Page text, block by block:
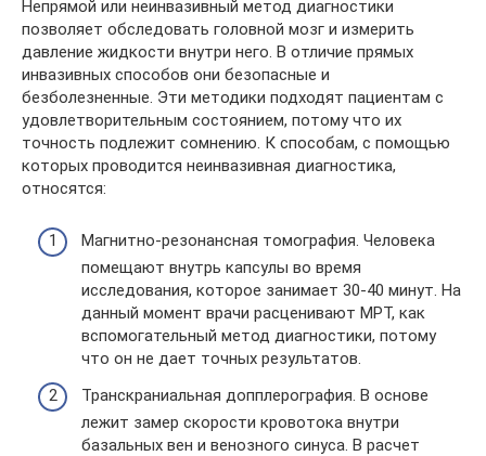
Непрямой или неинвазивный метод диагностики
позволяет обследовать головной мозг и измерить
давление жидкости внутри него. В отличие прямых
инвазивных способов они безопасные и
безболезненные. Эти методики подходят пациентам с
удовлетворительным состоянием, потому что их
точность подлежит сомнению. К способам, с помощью
которых проводится неинвазивная диагностика,
относятся:
Магнитно-резонансная томография. Человека
помещают внутрь капсулы во время
исследования, которое занимает 30-40 минут. На
данный момент врачи расценивают МРТ, как
вспомогательный метод диагностики, потому
что он не дает точных результатов.
Транскраниальная допплерография. В основе
лежит замер скорости кровотока внутри
базальных вен и венозного синуса. В расчет